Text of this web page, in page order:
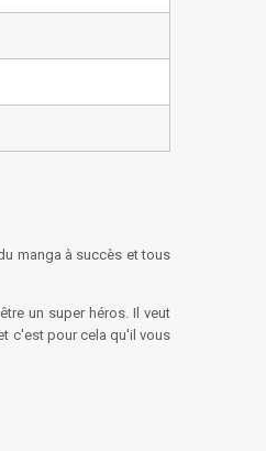
manga à succès et tous
un super héros. Il veut
c'est pour cela qu'il vous